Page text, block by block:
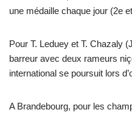
une médaille chaque jour (2e
Pour T. Leduey et T. Chazaly
barreur avec deux rameurs
international se poursuit lors
A Brandebourg, pour les